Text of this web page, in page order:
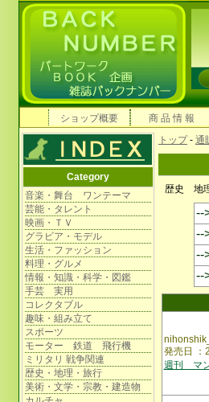
ショップ概要
商 品 情 報
Category
音楽・舞台 ワンテーマ
芸能・タレント
映画・ＴＶ
グラビア・モデル
生活・ファッション
料理・グルメ
情報・知識・科学・図鑑
手芸 実用
コレクタブル
趣味・組み立て
スポーツ
モーター 鉄道 飛行機
ミリタリ 戦争関連
歴史・地理・旅行
美術・文学・宗教・建造物
トップ- 通
歴史 地
--
--
--
--
発売日
週刊 マ